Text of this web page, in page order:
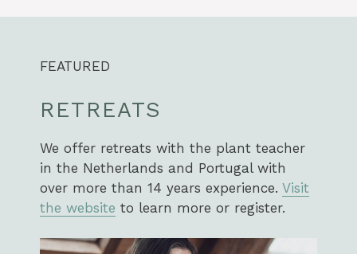
FEATURED
RETREATS
We offer retreats with the plant teacher
in the Netherlands and Portugal with
over more than 14 years experience. Visit
the website to learn more or register.